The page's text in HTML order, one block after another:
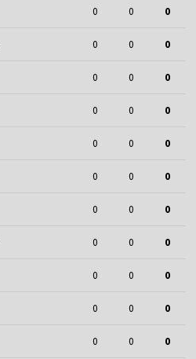
0 0 0
0 0 0
0 0 0
0 0 0
0 0 0
0 0 0
0 0 0
0 0 0
0 0 0
0 0 0
0 0 0